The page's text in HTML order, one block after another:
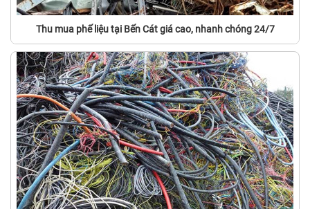
Thu mua phế liệu tại Bến Cát giá cao, nhanh chóng 24/7